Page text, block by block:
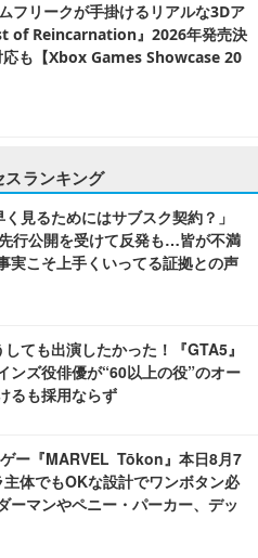
フリークが手掛けるリアルな3Dア
of Reincarnation』2026年発売決
も【Xbox Games Showcase 20
スランキング
く見るためにはサブスク契約？」
行公開を受けて反発も…皆が不満
実こそ上手くいってる証拠との声
しても出演したかった！『GTA5』
ンズ役俳優が“60以上の役”のオー
るも採用ならず
ー『MARVEL Tōkon』本日8月7
主体でもOKな設計でワンボタン必
ーマンやペニー・パーカー、デッ